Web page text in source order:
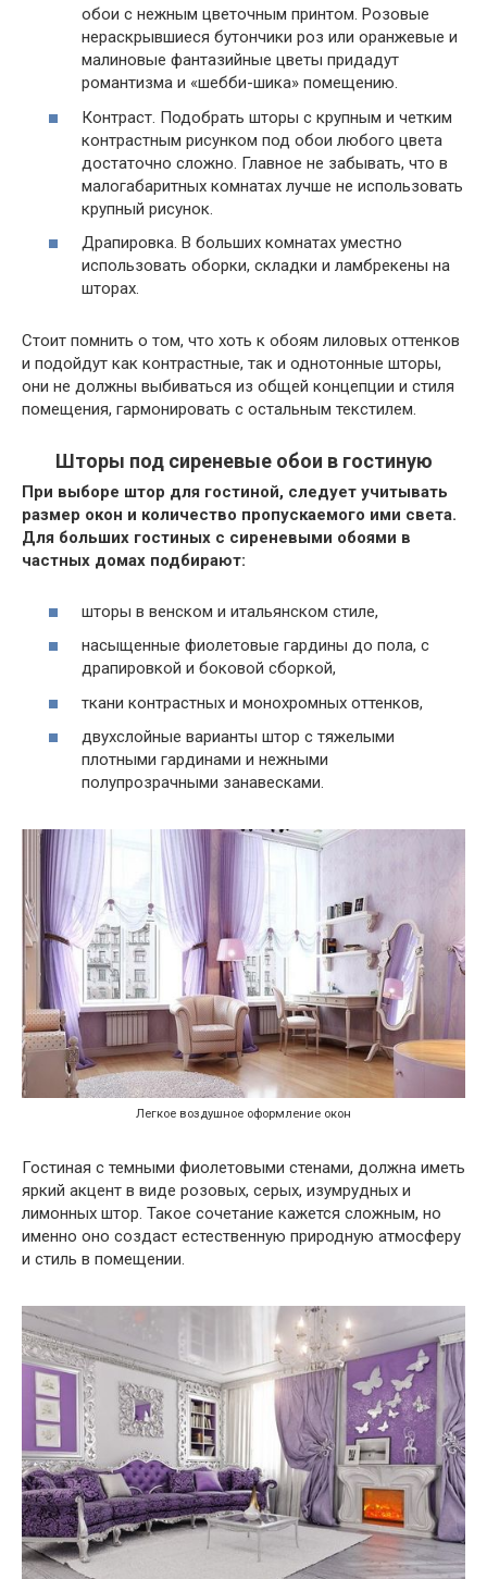
обои с нежным цветочным принтом. Розовые
нераскрывшиеся бутончики роз или оранжевые и
малиновые фантазийные цветы придадут
романтизма и «шебби-шика» помещению.
Контраст. Подобрать шторы с крупным и четким
контрастным рисунком под обои любого цвета
достаточно сложно. Главное не забывать, что в
малогабаритных комнатах лучше не использовать
крупный рисунок.
Драпировка. В больших комнатах уместно
использовать оборки, складки и ламбрекены на
шторах.
Стоит помнить о том, что хоть к обоям лиловых оттенков
и подойдут как контрастные, так и однотонные шторы,
они не должны выбиваться из общей концепции и стиля
помещения, гармонировать с остальным текстилем.
Шторы под сиреневые обои в гостиную
При выборе штор для гостиной, следует учитывать
размер окон и количество пропускаемого ими света.
Для больших гостиных с сиреневыми обоями в
частных домах подбирают:
шторы в венском и итальянском стиле,
насыщенные фиолетовые гардины до пола, с
драпировкой и боковой сборкой,
ткани контрастных и монохромных оттенков,
двухслойные варианты штор с тяжелыми
плотными гардинами и нежными
полупрозрачными занавесками.
Легкое воздушное оформление окон
Гостиная с темными фиолетовыми стенами, должна иметь
яркий акцент в виде розовых, серых, изумрудных и
лимонных штор. Такое сочетание кажется сложным, но
именно оно создаст естественную природную атмосферу
и стиль в помещении.